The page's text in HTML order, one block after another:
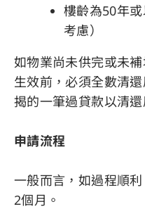
樓齡為50年
考慮）
如物業尚未供完或未
生效前，必須全數清
揭的一筆過貸款以清還
申請流程
一般而言，如過程順
2個月。